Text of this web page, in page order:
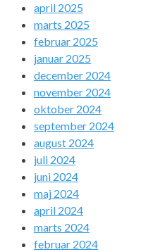
april 2025
marts 2025
februar 2025
januar 2025
december 2024
november 2024
oktober 2024
september 2024
august 2024
juli 2024
juni 2024
maj 2024
april 2024
marts 2024
februar 2024